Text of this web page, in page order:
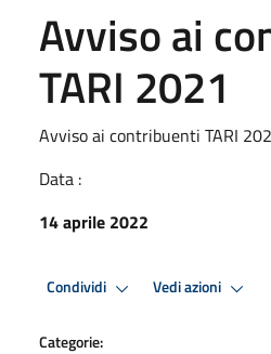
Avviso ai
TARI 2021
Avviso ai contribuenti TARI
Data :
14 aprile 2022
Condividi Vedi azioni
Categorie: